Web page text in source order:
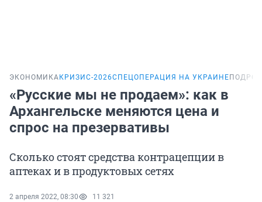
ЭКОНОМИКА КРИЗИС-2026СПЕЦОПЕРАЦИЯ НА УКРАИНЕ
«Русские мы не продаем»: как в
Архангельске меняются цена и
спрос на презервативы
Сколько стоят средства контрацепции в
аптеках и в продуктовых сетях
2 апреля 2022, 08:30 11 321